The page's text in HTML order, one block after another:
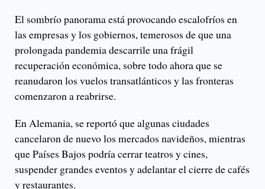
El sombrío panorama está provocando escalofríos en
las empresas y los gobiernos, temerosos de que una
prolongada pandemia descarrile una frágil
recuperación económica, sobre todo ahora que se
reanudaron los vuelos transatlánticos y las fronteras
comenzaron a reabrirse.
En Alemania, se reportó que algunas ciudades
cancelaron de nuevo los mercados navideños, mientras
que Países Bajos podría cerrar teatros y cines,
suspender grandes eventos y adelantar el cierre de cafés
y restaurantes.